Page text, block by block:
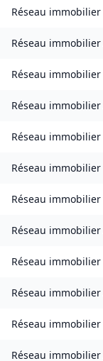
Réseau immobilier
Réseau immobilier
Réseau immobilier
Réseau immobilier
Réseau immobilier
Réseau immobilier
Réseau immobilier
Réseau immobilier
Réseau immobilier
Réseau immobilier
Réseau immobilier
Réseau immobilier